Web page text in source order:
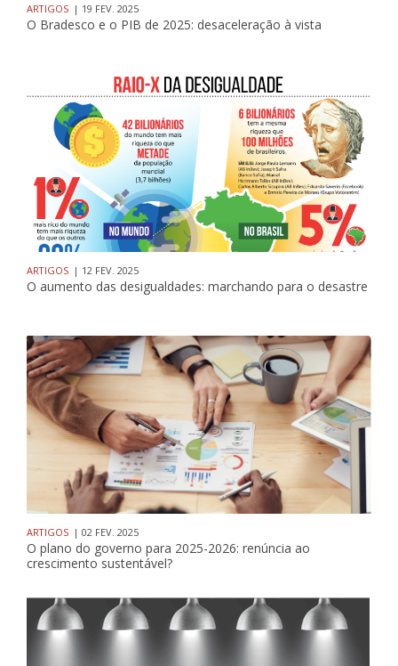
ARTIGOS | 19 FEV. 2025
O Bradesco e o PIB de 2025: desaceleração à vista
ARTIGOS | 12 FEV. 2025
O aumento das desigualdades: marchando para o desastre
ARTIGOS | 02 FEV. 2025
O plano do governo para 2025-2026: renúncia ao
crescimento sustentável?